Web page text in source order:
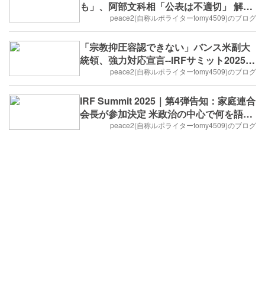
も」、阿部文科相「公表は不適切」 解散
命令請求審理巡り応酬／2025/2/25 12:15
peace2(自称ルポライターtomy4509)のブログ
「宗教抑圧容認できない」バンス米副大
統領、強力対応宣言--IRFサミット2025に
peace2(自称ルポライターtomy4509)のブログ
IRF Summit 2025｜第4弾告知：家庭連合
会長が参加決定 米政治の中心で何を語
peace2(自称ルポライターtomy4509)のブログ